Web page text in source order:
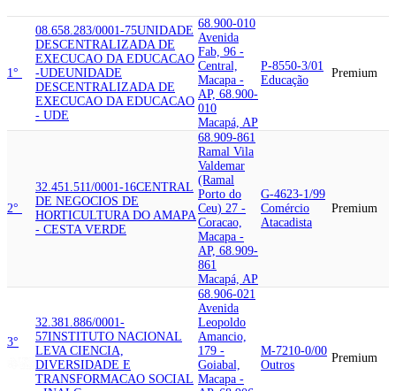
1°
08.658.283/0001-75UNIDADE
DESCENTRALIZADA DE
EXECUCAO DA EDUCACAO
-UDEUNIDADE
DESCENTRALIZADA DE
EXECUCAO DA EDUCACAO
- UDE
68.900-010
Avenida
Fab, 96 -
Central,
Macapa -
AP, 68.900-
010
Macapá, AP
P-8550-3/01
Educação
Premium
2°
32.451.511/0001-16CENTRAL
DE NEGOCIOS DE
HORTICULTURA DO AMAPA
- CESTA VERDE
68.909-861
Ramal Vila
Valdemar
(Ramal
Porto do
Ceu) 27 -
Coracao,
Macapa -
AP, 68.909-
861
Macapá, AP
G-4623-1/99
Comércio
Atacadista
Premium
3°
32.381.886/0001-
57INSTITUTO NACIONAL
LEVA CIENCIA,
DIVERSIDADE E
TRANSFORMACAO SOCIAL
68.906-021
Avenida
Leopoldo
Amancio,
179 -
Goiabal,
Macapa -
M-7210-0/00
Outros
Premium